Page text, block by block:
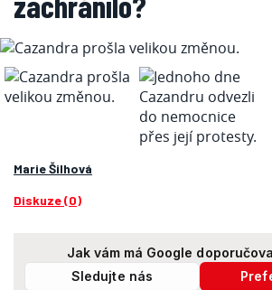
Marie Šilhová
Diskuze (0)
Jak vám má Google
Sledujte nás